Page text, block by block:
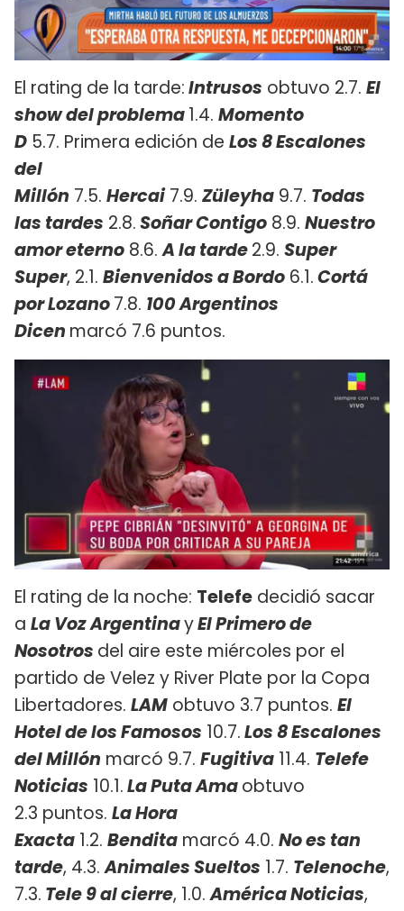
El rating de la tarde:Intrusos obtuvo 2.7. El
show del problema1.4. Momento
D 5.7. Primera edición de Los 8 Escalones
del
Millón 7.5. Hercai7.9. Züleyha 9.7. Todas
las tardes 2.8.Soñar Contigo 8.9. Nuestro
amor eterno 8.6.A la tarde2.9. Super
Super, 2.1. Bienvenidos a Bordo 6.1.Cortá
por Lozano7.8. 100 Argentinos
Dicen marcó 7.6 puntos.
El rating de la noche: Telefe decidió sacar
a La Voz ArgentinayEl Primero de
Nosotros del aire este miércoles por el
partido de Velez y River Plate por la Copa
Libertadores. LAM obtuvo 3.7 puntos. El
Hotel de los Famosos 10.7.Los 8 Escalones
del Millón marcó 9.7. Fugitiva 11.4. Telefe
Noticias 10.1.La Puta Amaobtuvo
2.3 puntos. ​ La Hora
Exacta 1.2. Bendita marcó 4.0. No es tan
tarde, 4.3.Animales Sueltos 1.7. Telenoche,
7.3. Tele 9 al cierre, 1.0.América Noticias,